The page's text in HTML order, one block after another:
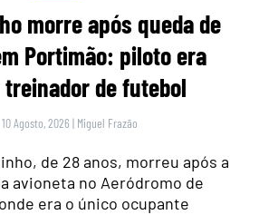
morre após queda de
Portimão: piloto era
de futebol
Agosto, 2026 | Miguel Frazão
de 28 anos, morreu após a
avioneta no Aeródromo de
era o único ocupante